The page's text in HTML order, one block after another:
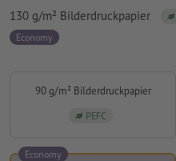
130 g/m² Bilderdruckpapier
Economy
90 g/m² Bilderdruckpapier
PEFC
Economy